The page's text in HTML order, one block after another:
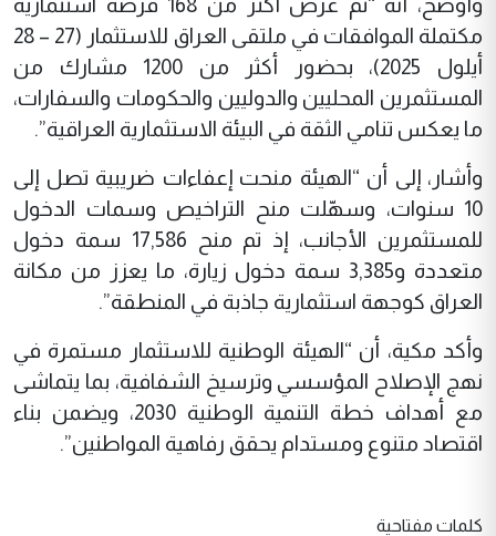
مكتملة الموافقات في ملتقى العراق للاستثمار (27 – 28
أيلول 2025)، بحضور أكثر من 1200 مشارك من
المستثمرين المحليين والدوليين والحكومات والسفارات،
ما يعكس تنامي الثقة في البيئة الاستثمارية العراقية”.
وأشار، إلى أن “الهيئة منحت إعفاءات ضريبية تصل إلى
10 سنوات، وسهّلت منح التراخيص وسمات الدخول
للمستثمرين الأجانب، إذ تم منح 17,586 سمة دخول
متعددة و3,385 سمة دخول زيارة، ما يعزز من مكانة
العراق كوجهة استثمارية جاذبة في المنطقة”.
وأكد مكية، أن “الهيئة الوطنية للاستثمار مستمرة في
نهج الإصلاح المؤسسي وترسيخ الشفافية، بما يتماشى
مع أهداف خطة التنمية الوطنية 2030، ويضمن بناء
اقتصاد متنوع ومستدام يحقق رفاهية المواطنين”.
كلمات مفتاحية